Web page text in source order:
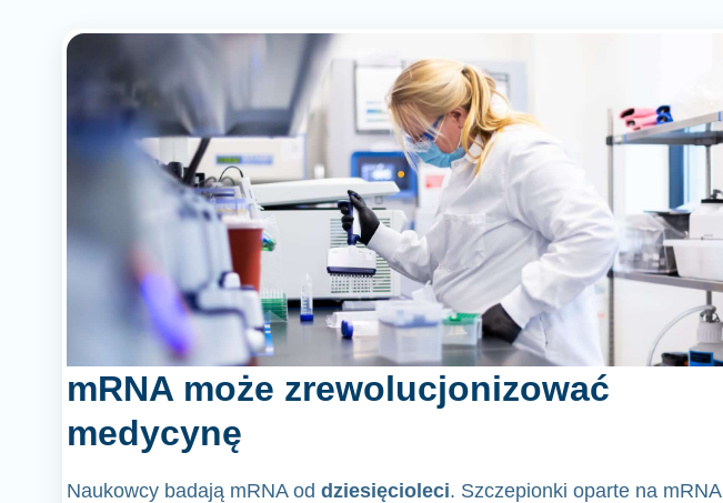
mRNA może zrewolucjonizować
medycynę
Naukowcy badają mRNA od dziesięcioleci. Szczepionki oparte na mRNA